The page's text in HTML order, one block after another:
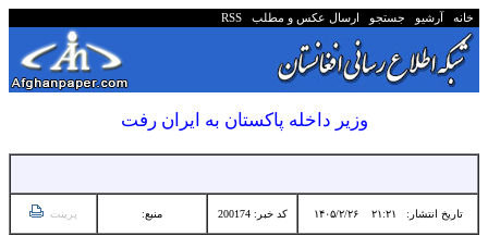
خانه آرشیو جستجو ارسال عکس و مطلب RSS
وزیر داخله پاکستان به ایران رفت
تاریخ انتشار: ۲۱:۲۱ ۱۴۰۵/۲/۲۶ کد خبر: 200174 منبع: پرینت